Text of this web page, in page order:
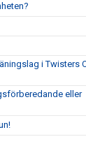
i Twisters
eller